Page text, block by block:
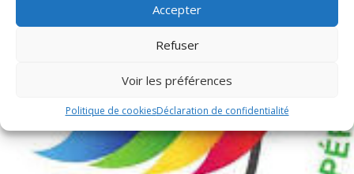
Accepter
Refuser
Voir les préférences
Politique de cookiesDéclaration de confidentialité